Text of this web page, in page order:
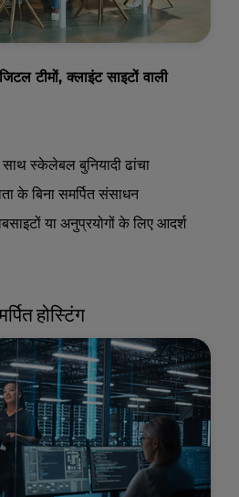
टीमों, क्लाइंट साइटों वाली
स्केलेबल बुनियादी ढांचा
के बिना समर्पित संसाधन
या अनुप्रयोगों के लिए आदर्श
होस्टिंग